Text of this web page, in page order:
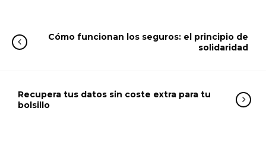
Cómo funcionan los seguros: el principio de
solidaridad
Recupera tus datos sin coste extra para tu
bolsillo